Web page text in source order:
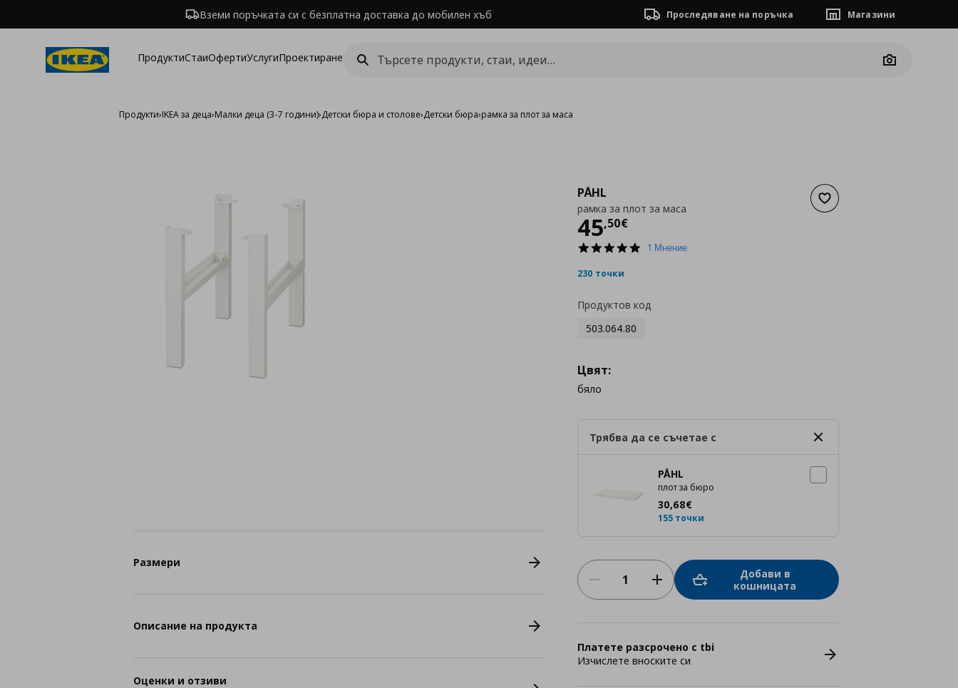
Вземи поръчката си с безплатна доставка до мобилен хъб Проследяване на поръчка Магазини
ПродуктиСтаиОфертиУслугиПроектиране
Camera
Продукти›IKEA за деца›Малки деца (3-7 години)›Детски бюра и столове›Детски бюра›рамка за плот за маса
Добави към списъка с
PÅHL
рамка за плот за маса
45,50€
Цена
5.01 Мнение
230 точки
Продуктов код
503.064.80
Цвят:
бяло
Трябва да се съчетае с
PÅHL
плот за бюро
30,68€
Цена30,68 €
155 точки
Добави в
кошницата
Платете разсрочено с tbi
Изчислете вноските си
Размери
Описание на продукта
Оценки и отзиви